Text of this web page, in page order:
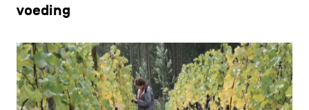
voeding